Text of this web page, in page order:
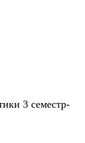
3 семестр-